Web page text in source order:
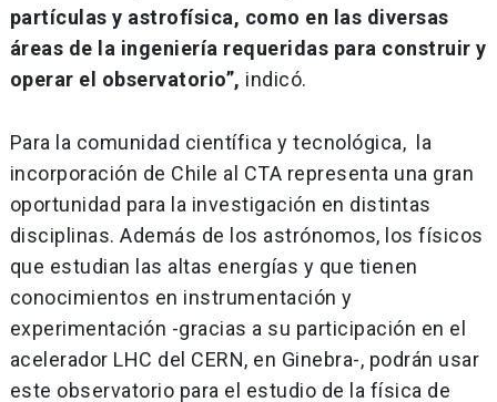
partículas y astrofísica, como en las diversas
áreas de la ingeniería requeridas para construir y
operar el observatorio”, indicó.
Para la comunidad científica y tecnológica, la
incorporación de Chile al CTA representa una gran
oportunidad para la investigación en distintas
disciplinas. Además de los astrónomos, los físicos
que estudian las altas energías y que tienen
conocimientos en instrumentación y
experimentación -gracias a su participación en el
acelerador LHC del CERN, en Ginebra-, podrán usar
este observatorio para el estudio de la física de